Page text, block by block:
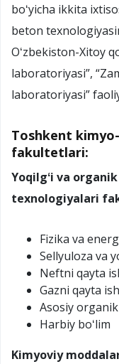
boʻyicha ikkita
beton
Oʻzbekiston-Xitoy
laboratoriyasi”,
laboratoriyasi”
Toshkent
fakultetlari:
Yoqilgʻi va
texnologiyalari
Fizika va
Sellyuloza va
Neftni qayta
Gazni qayta
Asosiy
Harbiy boʻlim
Kimyoviy